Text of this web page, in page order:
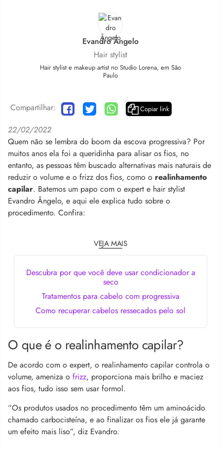
Evandro Ângelo
Hair stylist
Hair stylist e makeup artist no Studio Lorena, em São
Paulo
Compartilhar: Copiar link
22/02/2022
Quem não se lembra do boom da escova progressiva? Por
muitos anos ela foi a queridinha para alisar os fios, no
entanto, as pessoas têm buscado alternativas mais naturais de
reduzir o volume e o frizz dos fios, como o realinhamento
capilar. Batemos um papo com o expert e hair stylist
Evandro Ângelo, e aqui ele explica tudo sobre o
procedimento. Confira:
VEJA MAIS
Descubra por que você deve usar condicionador a
seco
Tratamentos para cabelo com progressiva
Como recuperar cabelos ressecados pelo sol
O que é o realinhamento capilar?
De acordo com o expert, o realinhamento capilar controla o
volume, ameniza o frizz, proporciona mais brilho e maciez
aos fios, tudo isso sem usar formol.
“Os produtos usados no procedimento têm um aminoácido
chamado carbocisteína, e ao finalizar os fios ele já garante
um efeito mais liso”, diz Evandro.